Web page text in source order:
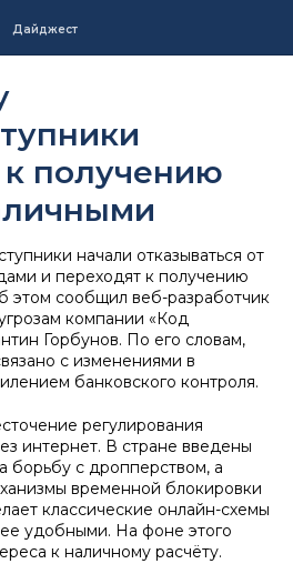
Дайджест
получению
начали отказываться от
и переходят к получению
этом сообщил веб-разработчик
компании «Код
Горбунов. По его словам,
с изменениями в
банковского контроля.
регулирования
интернет. В стране введены
борьбу с дропперством, а
временной блокировки
классические онлайн-схемы
удобными. На фоне этого
к наличному расчёту.